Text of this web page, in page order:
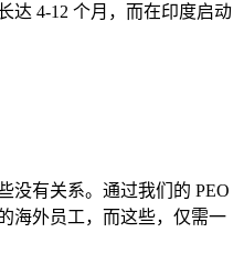
达 4-12 个月，而在印度启动
没有关系。通过我们的 PEO
海外员工，而这些，仅需一